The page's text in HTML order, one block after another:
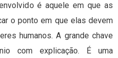
é aquele em que as
o ponto em que elas devem
humanos. A grande chave
com explicação. É uma